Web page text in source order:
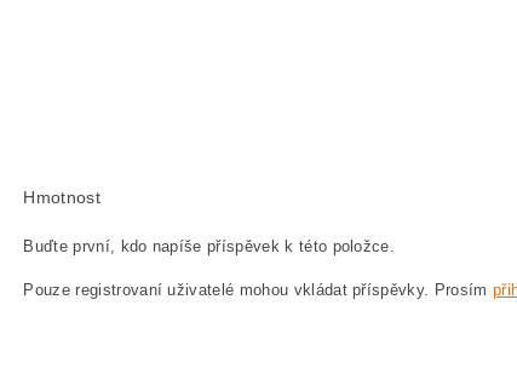
Hmotnost
Buďte první, kdo napíše příspěvek k této položce.
Pouze registrovaní uživatelé mohou vkládat příspěvky. Prosím